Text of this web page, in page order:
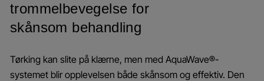
trommelbevegelse for
skånsom behandling
Tørking kan slite på klærne, men med AquaWave®-
systemet blir opplevelsen både skånsom og effektiv. Den